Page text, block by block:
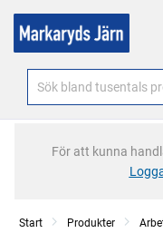
För att kunna
Start Produkter